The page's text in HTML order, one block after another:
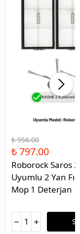
₺ 956.00
₺ 797.00
Roborock Saros
Uyumlu 2 Yan
Mop 1 Deterjan